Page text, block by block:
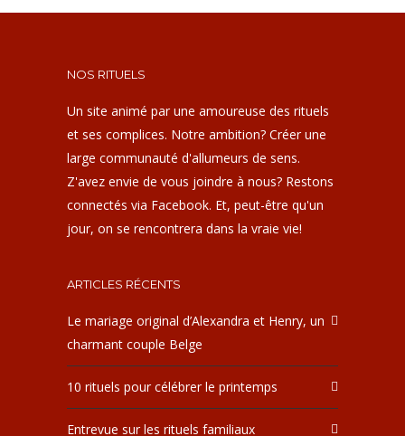
NOS RITUELS
Un site animé par une amoureuse des rituels
et ses complices. Notre ambition? Créer une
large communauté d'allumeurs de sens.
Z'avez envie de vous joindre à nous? Restons
connectés via Facebook. Et, peut-être qu'un
jour, on se rencontrera dans la vraie vie!
ARTICLES RÉCENTS
Le mariage original d’Alexandra et Henry, un
charmant couple Belge
10 rituels pour célébrer le printemps
Entrevue sur les rituels familiaux